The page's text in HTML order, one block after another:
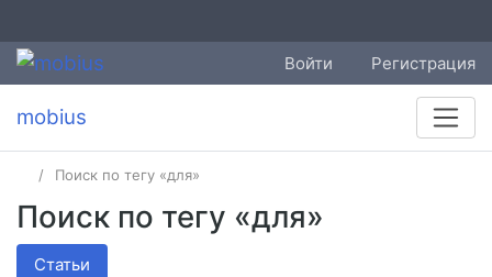
Войти Регистрация
mobius
Поиск по тегу «для»
Поиск по тегу «для»
Статьи